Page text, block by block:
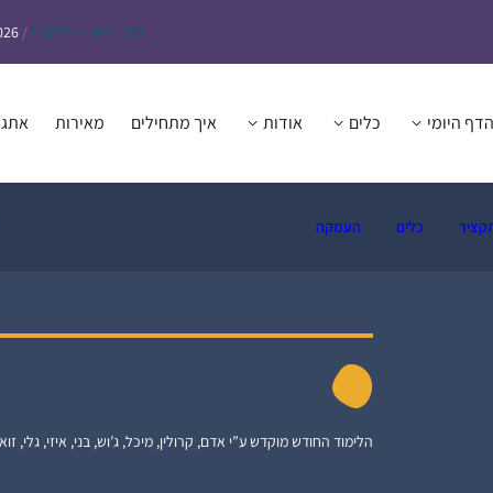
הדף היומי – חולין צז /
הדף היומי כלים אודות איך מתחילים מאירות
כלים העמקה
הלימוד החודש מוקדש ע”י אדם, קרולין, מיכל, ג’וש, בני, איזי, גלי,